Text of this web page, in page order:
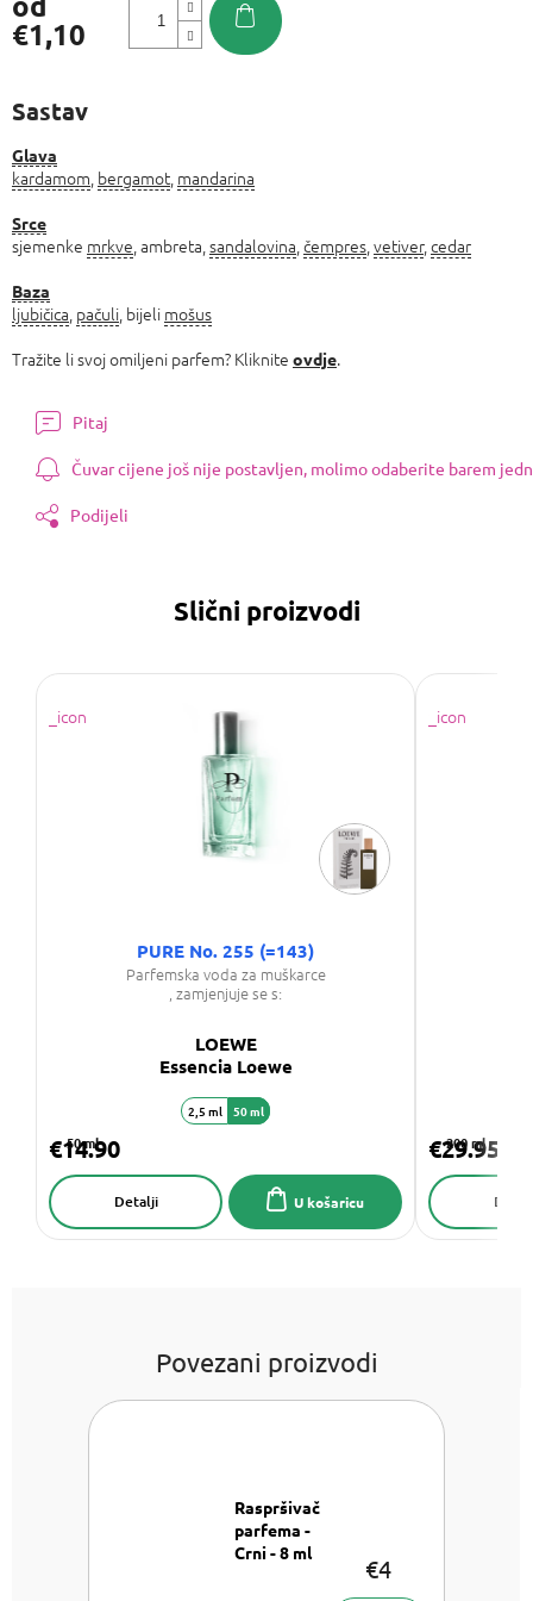
€1,10
Sastav
Glava
kardamom bergamot mandarina
Srce
sjemenke mrkve , ambreta, sandalovina čempres vetiver, cedar
Baza
ljubičica pačuli , bijeli mošus
Tražite li svoj omiljeni parfem? Kliknite ovdje.
Pitaj
Čuvar cijene još nije postavljen, molimo odaberite barem
Podijeli
Slični proizvodi
PURE No. 255 (=143)
Parfemska voda za muškarce
, zamjenjuje se s:
LOEWE
Essencia Loewe
50 ml
€14.90
U košaricu
Detalji
2,5 ml 50 ml
200 ml
€29.95
Povezani proizvodi
Raspršivač
parfema -
Crni - 8 ml
€4